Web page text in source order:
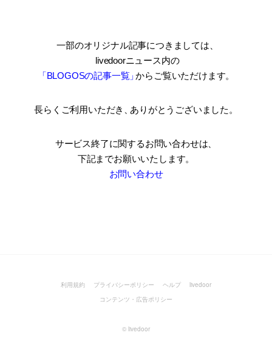
一部のオリジナル記事につきましては
livedoorニュース内の
「BLOGOSの記事一覧」からご覧いただけます。
長らくご利用いただき ありがとうございました。
サービス終了に関するお問い合わせは、
下記までお願いいたします。
お問い合わせ
利用規約 プライバシーポリシー ヘルプ
livedoor
コンテンツ・広告ポリシー
© livedoor